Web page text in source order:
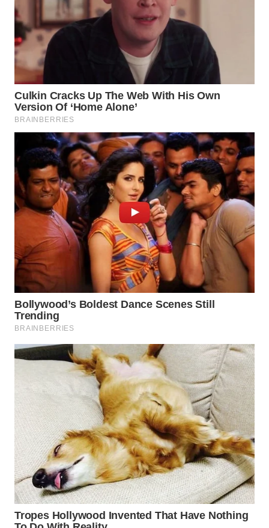
WAHANA
ADVOKAT
WAHANA
INFRASTRUKTUR
WAHANA
KONSUMEN
WAHANA
LISTRIK
WAHANA
TRAVEL
WAHANA
TV
WAHANANEWS
ID
WAHANANEWS
WAHANANEWS
NET
WAHANA
SPORT
WAHANA
UMKM